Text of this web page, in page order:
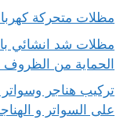
مظلات متحركة
مظلات شد انشائي
الحماية من الظروف
على السواتر و